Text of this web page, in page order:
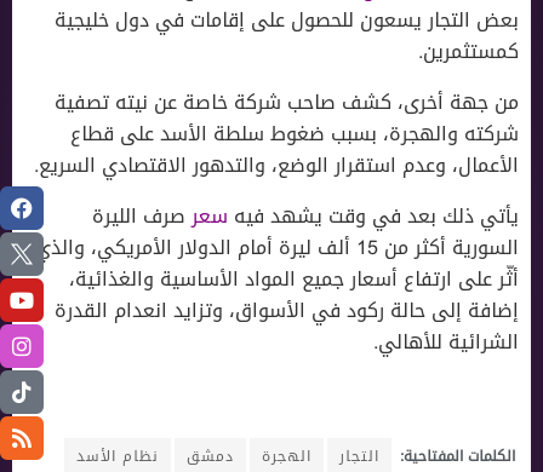
بعض التجار يسعون للحصول على إقامات في دول خليجية
كمستثمرين.
من جهة أخرى، كشف صاحب شركة خاصة عن نيته تصفية
شركته والهجرة، بسبب ضغوط سلطة الأسد على قطاع
الأعمال، وعدم استقرار الوضع، والتدهور الاقتصادي السريع.
يأتي ذلك بعد في وقت يشهد فيه سعرصرف الليرة
السورية أكثر من 15 ألف ليرة أمام الدولار الأمريكي، والذي
أثّر على ارتفاع أسعار جميع المواد الأساسية والغذائية،
إضافة إلى حالة ركود في الأسواق، وتزايد انعدام القدرة
الشرائية للأهالي.
الكلمات المفتاحية: التجار الهجرة دمشق نظام الأسد